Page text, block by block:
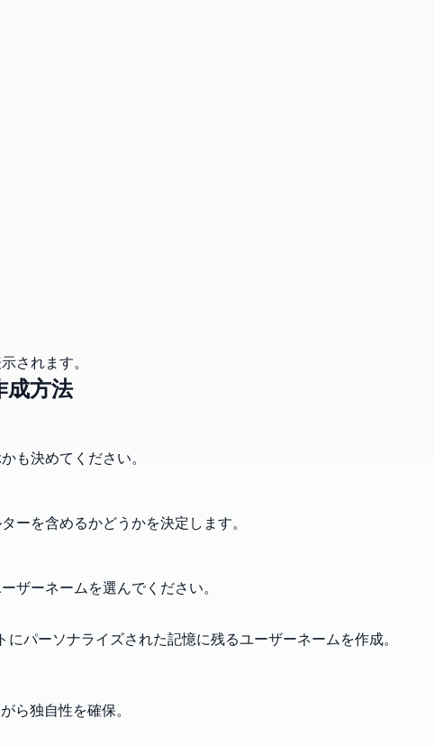
されます。
方法
も決めてください。
ーを含めるかどうかを決定します。
ザーネームを選んでください。
パーソナライズされた記憶に残るユーザーネームを作成。
ら独自性を確保。